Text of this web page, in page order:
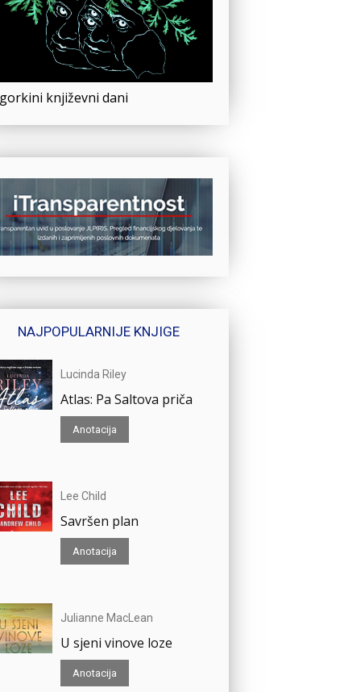
književni dani
NAJPOPULARNIJE KNJIGE
Lucinda Riley
Atlas: Pa Saltova priča
Anotacija
Lee Child
Savršen plan
Anotacija
Julianne MacLean
U sjeni vinove loze
Anotacija